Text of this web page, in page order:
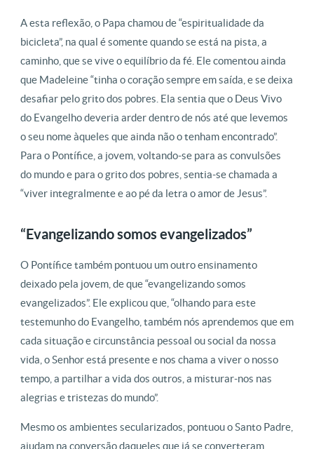
A esta reflexão, o Papa chamou de “espiritualidade da
bicicleta”, na qual é somente quando se está na pista, a
caminho, que se vive o equilíbrio da fé. Ele comentou ainda
que Madeleine “tinha o coração sempre em saída, e se deixa
desafiar pelo grito dos pobres. Ela sentia que o Deus Vivo
do Evangelho deveria arder dentro de nós até que levemos
o seu nome àqueles que ainda não o tenham encontrado”.
Para o Pontífice, a jovem, voltando-se para as convulsões
do mundo e para o grito dos pobres, sentia-se chamada a
“viver integralmente e ao pé da letra o amor de Jesus”.
“Evangelizando somos evangelizados”
O Pontífice também pontuou um outro ensinamento
deixado pela jovem, de que “evangelizando somos
evangelizados”. Ele explicou que, “olhando para este
testemunho do Evangelho, também nós aprendemos que em
cada situação e circunstância pessoal ou social da nossa
vida, o Senhor está presente e nos chama a viver o nosso
tempo, a partilhar a vida dos outros, a misturar-nos nas
alegrias e tristezas do mundo”.
Mesmo os ambientes secularizados, pontuou o Santo Padre,
ajudam na conversão daqueles que já se converteram,